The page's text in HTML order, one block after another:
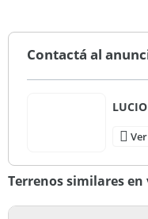
Contactá al
Terrenos similares